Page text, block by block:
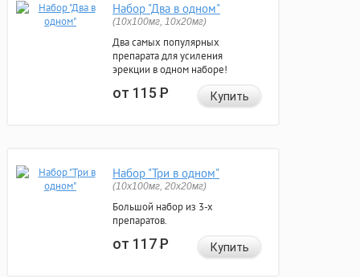
Набор "Два в одном"
(10x100мг, 10x20мг)
Два самых популярных
препарата для усиления
эрекции в одном наборе!
от 115Р Купить
Набор "Три в одном"
(10x100мг, 20x20мг)
Большой набор из 3-х
препаратов.
от 117Р Купить